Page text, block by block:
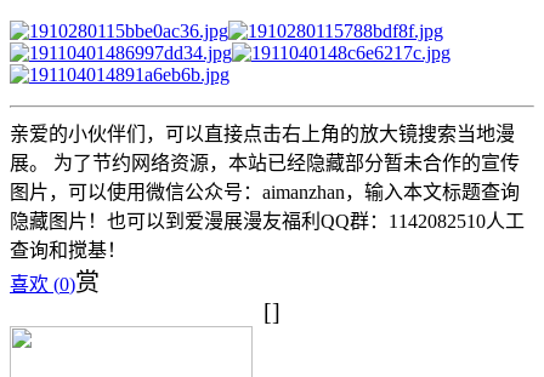
亲爱的小伙伴们，可以直接点击右上角的放大镜搜索当地漫
展。 为了节约网络资源，本站已经隐藏部分暂未合作的宣传
图片，可以使用微信公众号：aimanzhan，输入本文标题查询
隐藏图片！也可以到爱漫展漫友福利QQ群：1142082510人工
查询和搅基！
喜欢 (0)赏
[]